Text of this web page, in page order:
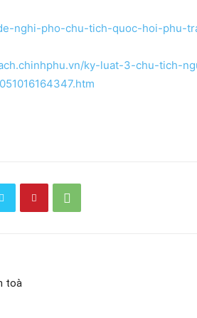
nghi-pho-chu-tich-quoc-hoi-phu-
ky-luat-3-chu-tich-
toà